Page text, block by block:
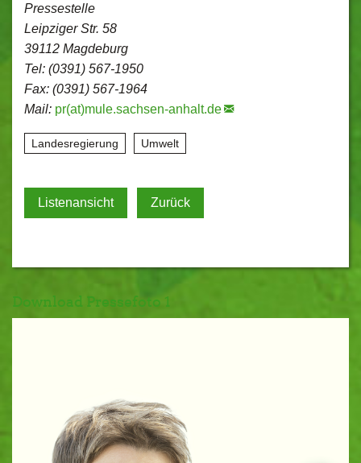
Pressestelle
Leipziger Str. 58
39112 Magdeburg
Tel: (0391) 567-1950
Fax: (0391) 567-1964
Mail: pr(at)mule.sachsen-anhalt.de
Landesregierung Umwelt
Listenansicht Zurück
Download Pressefoto 1